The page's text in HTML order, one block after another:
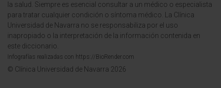
la salud. Siempre es esencial consultar a un médico o especialista
para tratar cualquier condición o síntoma médico. La Clínica
Universidad de Navarra no se responsabiliza por el uso
inapropiado o la interpretación de la información contenida en
este diccionario.
Infografías realizadas con https://BioRender.com
© Clínica Universidad de Navarra 2026